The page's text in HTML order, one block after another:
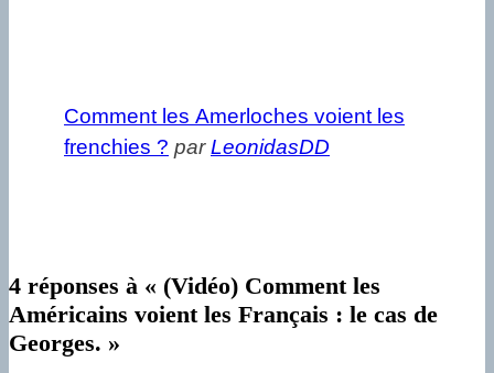
Comment les Amerloches voient les
frenchies ? parLeonidasDD
4 réponses à « (Vidéo) Comment les
Américains voient les Français : le cas de
Georges. »